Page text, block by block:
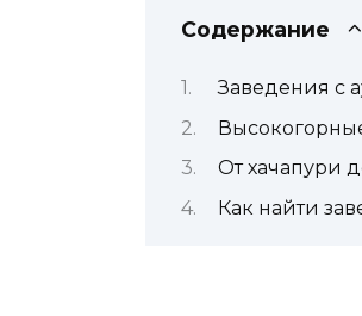
Содержание
Заведения с
От хачапури
Как найти